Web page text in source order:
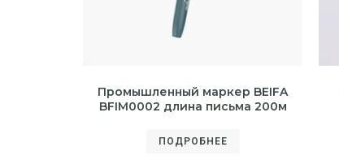
Промышленный маркер BEIFA
BFIM0002 длина письма 200м
ПОДРОБНЕЕ